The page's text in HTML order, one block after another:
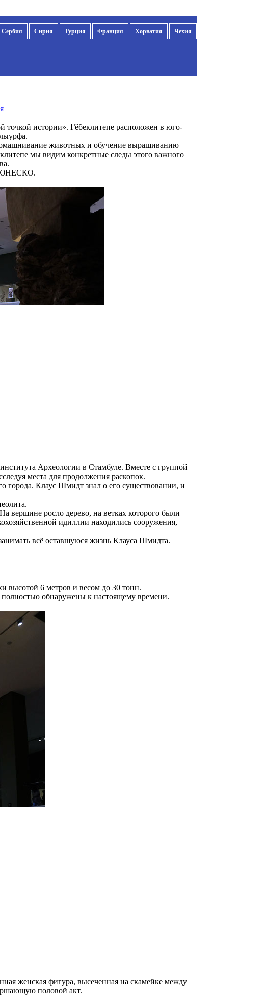
Сербия Сирия Турция Франция Хорватия Чехия
точкой истории». Гёбеклитепе расположен в юго-
животных и обучение выращиванию
мы видим конкретные следы этого важного
ЮНЕСКО.
Археологии в Стамбуле. Вместе с группой
места для продолжения раскопок.
города. Клаус Шмидт знал о его существовании, и
вершине росло дерево, на ветках которого были
идиллии находились сооружения,
всё оставшуюся жизнь Клауса Шмидта.
высотой 6 метров и весом до 30 тонн.
обнаружены к настоящему времени.
женская фигура, высеченная на скамейке между
половой акт.